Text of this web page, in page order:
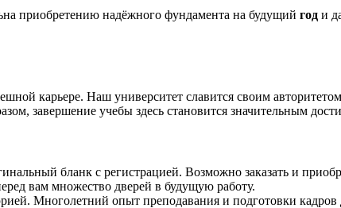
приобретению надёжного фундамента на будущий год и
карьере. Наш университет славится своим
завершение учебы здесь становится значительным
бланк с регистрацией. Возможно заказать и
вам множество дверей в будущую работу.
Многолетний опыт преподавания и подготовки